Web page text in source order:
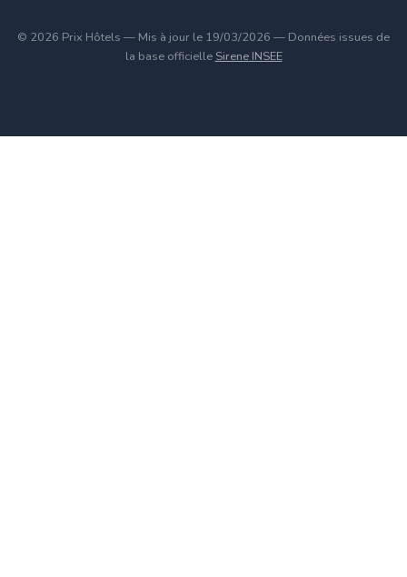
© 2026 Prix Hôtels — Mis à jour le 19/03/2026 — Données issues de
la base officielle Sirene INSEE